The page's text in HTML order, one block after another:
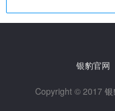
银豹官网
Copyright © 2017